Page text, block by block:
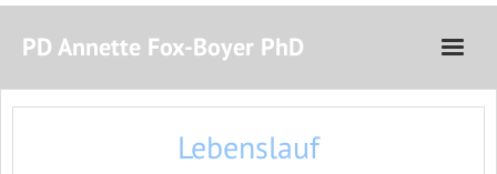
PD Annette Fox-Boyer PhD
Startseite
Lebenslauf